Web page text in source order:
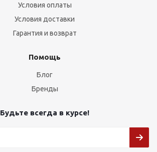
Условия оплаты
Условия доставки
Гарантия и возврат
Помощь
Блог
Бренды
Будьте всегда в курсе!